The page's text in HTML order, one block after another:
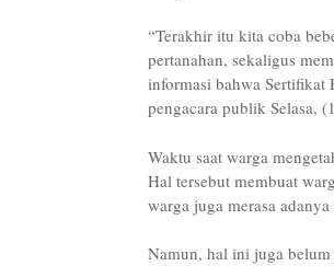
“Terakhir itu kita coba
pertanahan, sekaligus
informasi bahwa Sertifikat
pengacara publik Selasa,
Waktu saat warga
Hal tersebut membuat
warga juga merasa
Namun, hal ini juga